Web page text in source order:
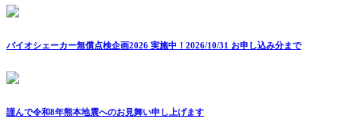
バイオシェーカー無償点検企画2026 実施中！2026/10/31 お申し込み分まで
謹んで令和8年熊本地震へのお見舞い申し上げます